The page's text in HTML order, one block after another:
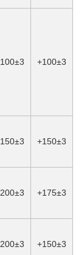
+100±3
+150±3
+175±3
+150±3